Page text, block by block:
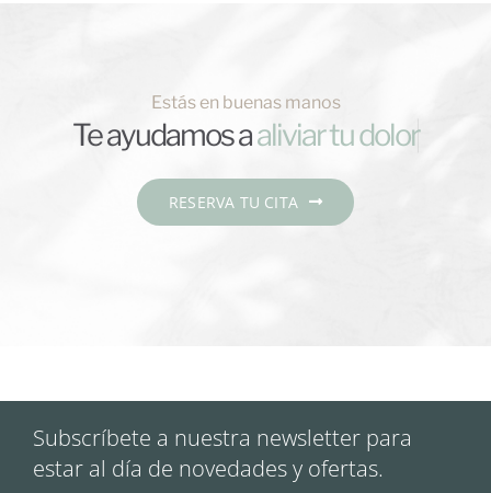
Estás en buenas manos
Te ayudamos a
RESERVA TU CITA
Subscríbete a nuestra newsletter para
estar al día de novedades y ofertas.